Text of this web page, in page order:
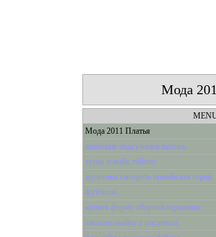
Мода
Мода 2011 Платья
японские подгузники merries
тупак и майк тайсон
мультики смотреть онлайн все серии
футболкі
купить форму сборной германии
заказать майку с рисунком